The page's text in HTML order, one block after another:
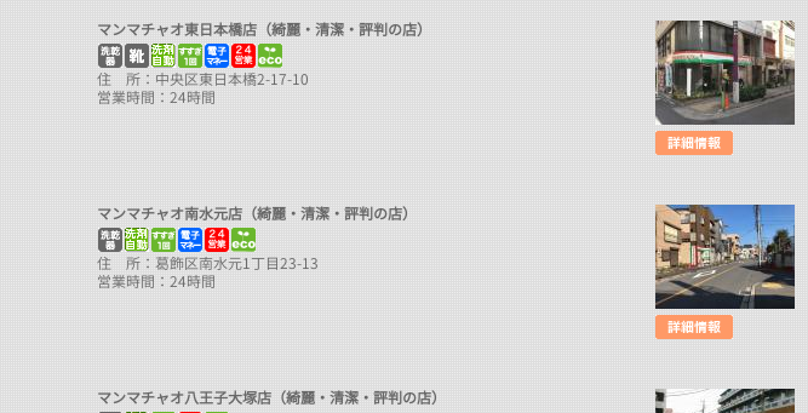
マンマチャオ東日本橋店（綺麗・清潔・評判の店）
住 所：中央区東日本橋2-17-10
営業時間：24時間
マンマチャオ南水元店（綺麗・清潔・評判の店）
住 所：葛飾区南水元1丁目23-13
営業時間：24時間
マンマチャオ八王子大塚店（綺麗・清潔・評判の店）